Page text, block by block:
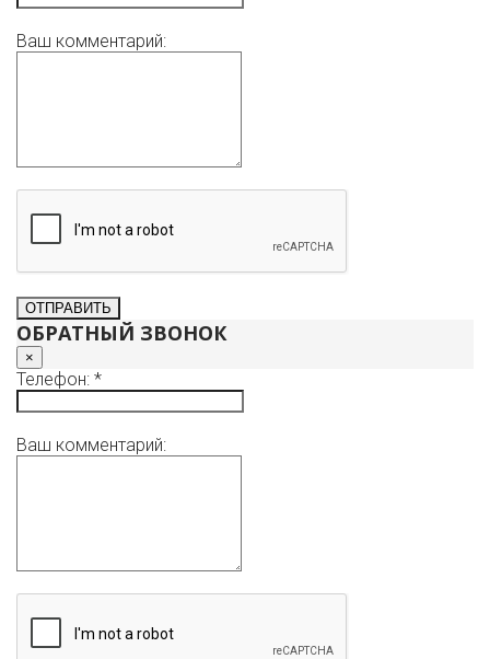
Ваш комментарий:
ОБРАТНЫЙ ЗВОНОК
×
Телефон: *
Ваш комментарий: